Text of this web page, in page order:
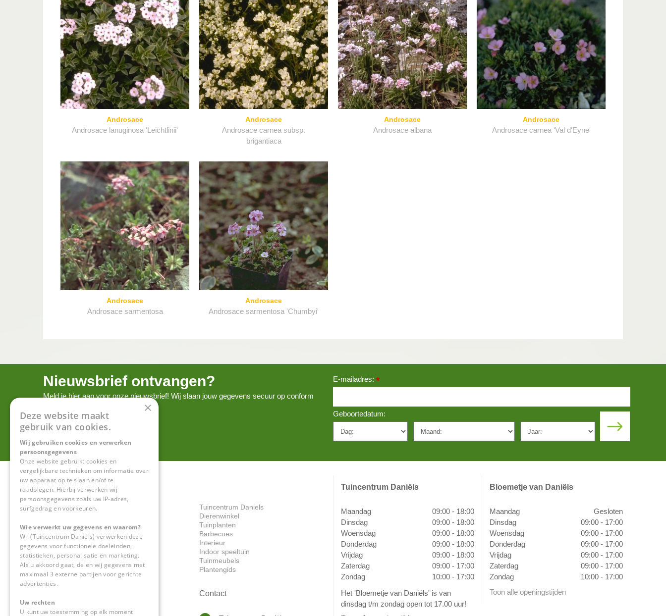
Androsace
Androsace lanuginosa 'Leichtlinii'
Androsace
Androsace carnea subsp.
brigantiaca
Androsace
Androsace albana
Androsace
Androsace carnea 'Val d'Eyne'
Androsace
Androsace sarmentosa
Androsace
Androsace sarmentosa 'Chumbyi'
Nieuwsbrief ontvangen?
Meld je hier aan voor onze nieuwsbrief! Wij slaan jouw gegevens secuur op conform
E-mailadres: *
Geboortedatum:
Tuincentrum Daniels
Dierenwinkel
Tuinplanten
Barbecues
Interieur
Indoor speeltuin
Tuinmeubels
Plantengids
Contact
Tuincentrum Daniëls
Maandag
09:00 - 18:00
Dinsdag
09:00 - 18:00
Woensdag
09:00 - 18:00
Donderdag
09:00 - 18:00
Vrijdag
09:00 - 18:00
Zaterdag
09:00 - 17:00
Zondag
10:00 - 17:00
Het 'Bloemetje van Daniëls' is van
dinsdag t/m zondag open tot 17.00 uur!
Bloemetje van Daniëls
Maandag
Gesloten
Dinsdag
09:00 - 17:00
Woensdag
09:00 - 17:00
Donderdag
09:00 - 17:00
Vrijdag
09:00 - 17:00
Zaterdag
09:00 - 17:00
Zondag
10:00 - 17:00
Toon alle openingstijden
×
Deze website maakt
gebruik van cookies.
Wij gebruiken cookies en verwerken
persoonsgegevens
Onze website gebruikt cookies en
vergelijkbare technieken om informatie over
uw apparaat op te slaan en/of te
raadplegen. Hierbij verwerken wij
persoonsgegevens zoals uw IP-adres,
surfgedrag en voorkeuren.
Wie verwerkt uw gegevens en waarom?
Wij (Tuincentrum Daniëls) verwerken deze
gegevens voor functionele doeleinden,
statistieken, personalisatie en marketing.
Als u akkoord gaat, delen wij gegevens met
maximaal 3 externe partijen voor gerichte
advertenties.
Uw rechten
U kunt uw toestemming op elk moment